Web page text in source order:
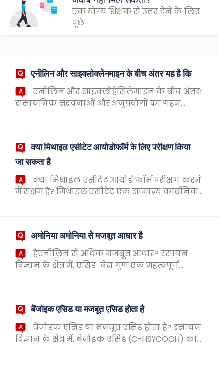
एक योग्य शिक्षक से उत्तर देने के लिए
पूछें
एनीलिन और साइक्लोक्लेनमाइन के बीच अंतर यह है कि
एनीलिन और साइक्लोहेसिलेमाइन के बीच अंतरः
रासायनिक संरचनाओं और अनुप्रयोगों का गहन
क्या मिथाइल एसीटेट आयोडोफॉर्म के लिए परीक्षण किया
जा सकता है
क्या मिथाइल एसीटेट आयोडोफॉर्म परीक्षण करने
में सक्षम है? मिथाइल एसीटेट एक सामान्य कार्बनिक
अमोनिया अमोनिया से मजबूत आधार है
हैएनीलिन से अधिक मजबूत आधार? रसायन
विज्ञान के क्षेत्र में, एसिड-बेस गुण एक महत्वपूर्ण
बेंजोइक एसिड या मजबूत एसिड होता है
बेंजोइक एसिड या मजबूत एसिड होता है? रसायन
विज्ञान के क्षेत्र में, बेंजोइक एसिड (C-HSYCOOH) का